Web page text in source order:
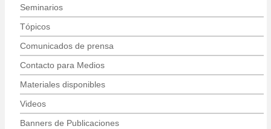
Seminarios
Tópicos
Comunicados de prensa
Contacto para Medios
Materiales disponibles
Videos
Banners de Publicaciones